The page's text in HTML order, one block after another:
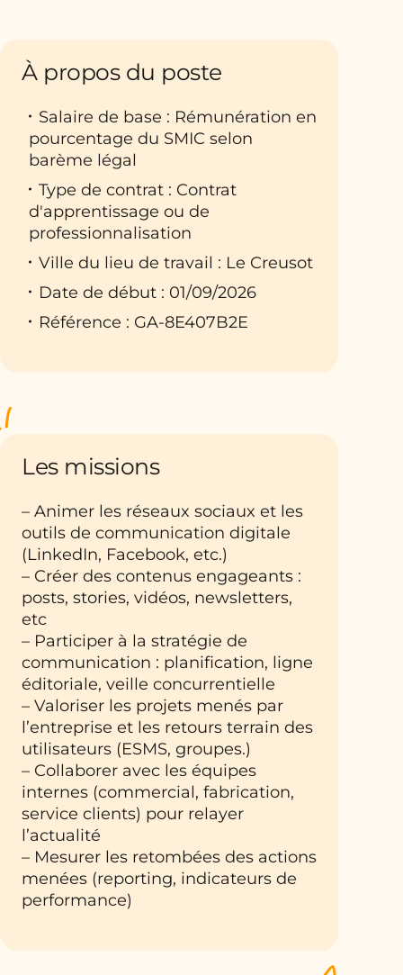
À propos du poste
Salaire de base : Rémunération en
pourcentage du SMIC selon
barème légal
Type de contrat : Contrat
d'apprentissage ou de
professionnalisation
Ville du lieu de travail : Le Creusot
Date de début : 01/09/2026
Référence : GA-8E407B2E
Les missions
– Animer les réseaux sociaux et les
outils de communication digitale
(LinkedIn, Facebook, etc.)
– Créer des contenus engageants :
posts, stories, vidéos, newsletters,
etc
– Participer à la stratégie de
communication : planification, ligne
éditoriale, veille concurrentielle
– Valoriser les projets menés par
l’entreprise et les retours terrain des
utilisateurs (ESMS, groupes.)
– Collaborer avec les équipes
internes (commercial, fabrication,
service clients) pour relayer
l’actualité
– Mesurer les retombées des actions
menées (reporting, indicateurs de
performance)